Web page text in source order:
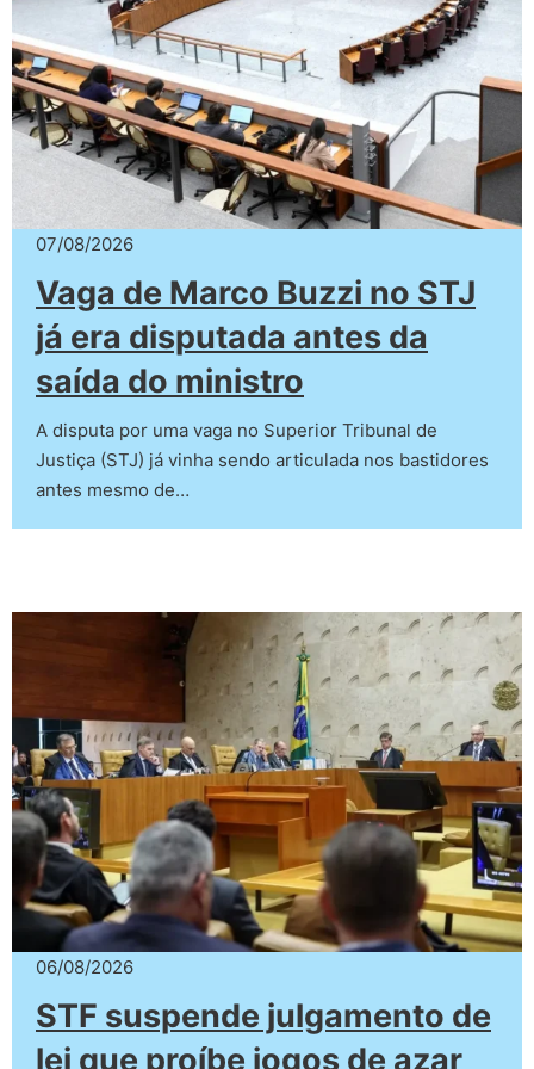
07/08/2026
Vaga de Marco Buzzi no STJ
já era disputada antes da
saída do ministro
A disputa por uma vaga no Superior Tribunal de
Justiça (STJ) já vinha sendo articulada nos bastidores
antes mesmo de…
06/08/2026
STF suspende julgamento de
lei que proíbe jogos de azar